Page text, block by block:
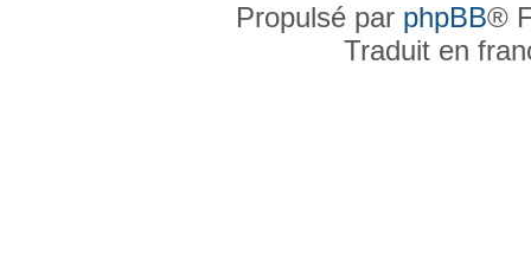
Propulsé par phpBB®
Traduit en